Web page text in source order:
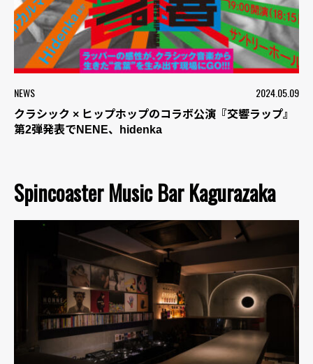
NEWS 2024.05.09
クラシック × ヒップホップのコラボ公演『交響ラップ』
第2弾発表でNENE、hidenka
Spincoaster Music Bar Kagurazaka